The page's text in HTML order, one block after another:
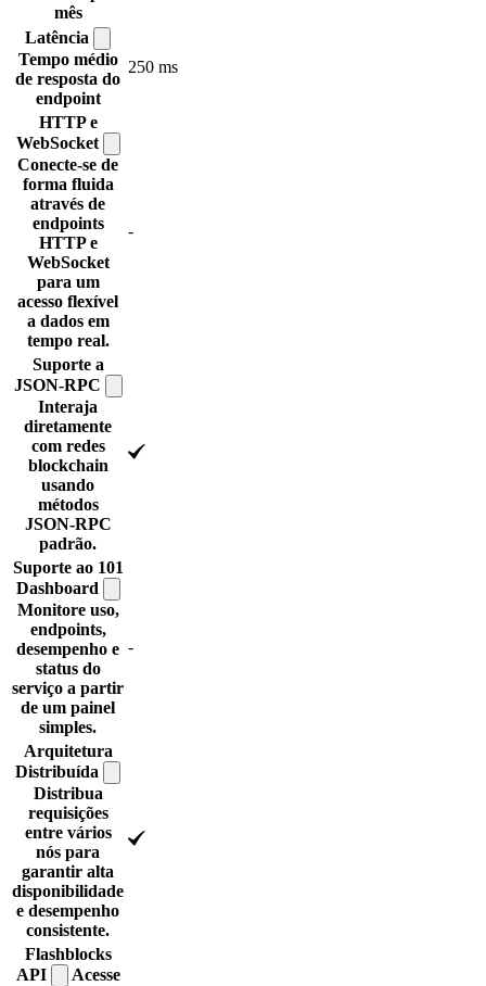
mês
Latência
Tempo médio
de resposta do
endpoint
250 ms
HTTP e
WebSocket
Conecte-se de
forma fluida
através de
endpoints
HTTP e
WebSocket
para um
acesso flexível
a dados em
tempo real.
-
Suporte a
JSON-RPC
Interaja
diretamente
com redes
blockchain
usando
métodos
JSON-RPC
padrão.
Suporte ao 101
Dashboard
Monitore uso,
endpoints,
desempenho e
status do
serviço a partir
de um painel
simples.
-
Arquitetura
Distribuída
Distribua
requisições
entre vários
nós para
garantir alta
disponibilidade
e desempenho
consistente.
Flashblocks
API
Acesse